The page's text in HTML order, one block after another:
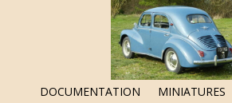
DOCUMENTATION MINIATURES